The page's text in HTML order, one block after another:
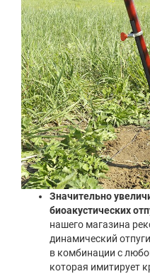
Значительно
биоакустических
нашего магазина
динамический
в комбинации с
которая имитирует